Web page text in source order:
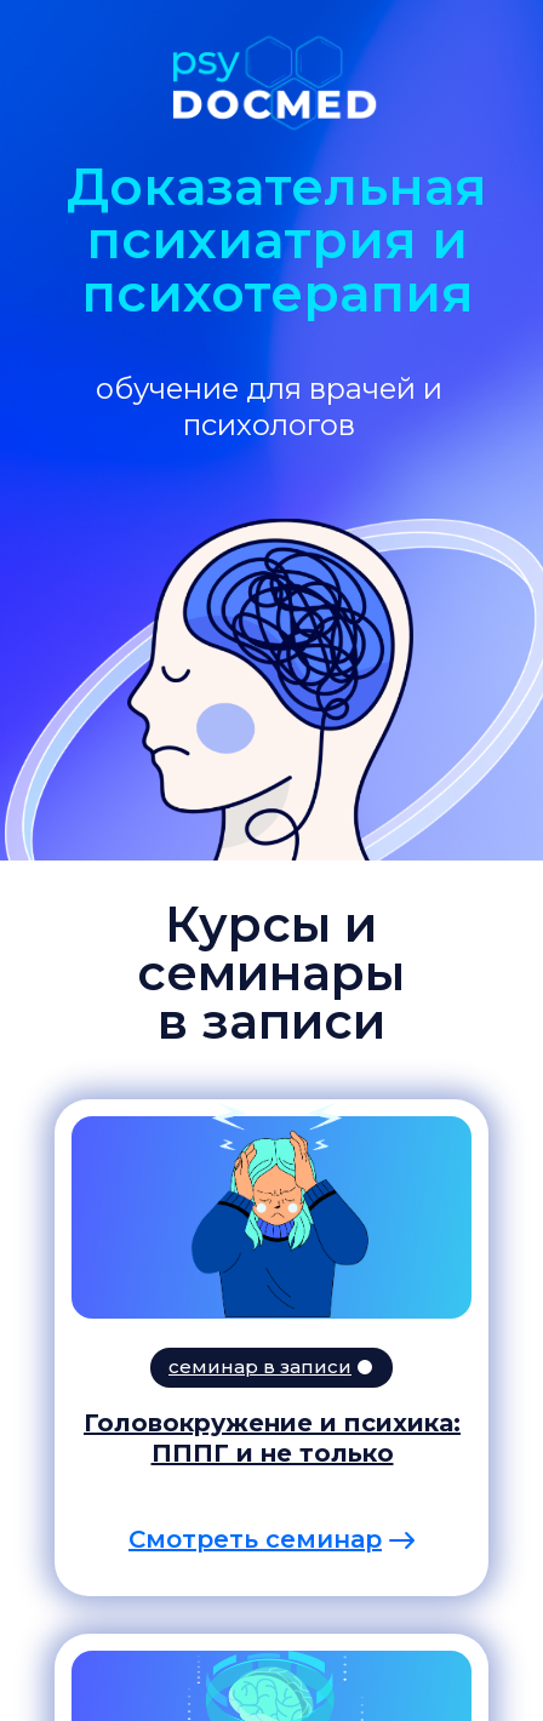
Доказательная
психиатрия и
психотерапия
обучение для врачей и
психологов
Курсы и
семинары
в записи
Смотреть семинар
Головокружение и психика:
ПППГ и не только
семинар в записи